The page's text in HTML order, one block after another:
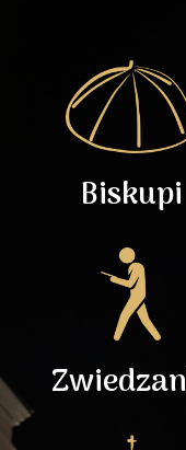
Biskupi